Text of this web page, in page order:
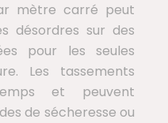
mètre carré peut
désordres sur des
pour les seules
Les tassements
et peuvent
de sécheresse ou